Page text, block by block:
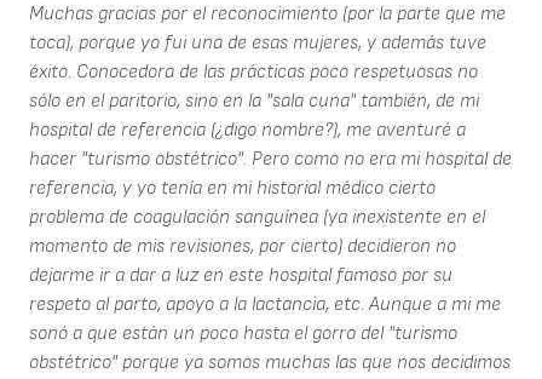
Muchas gracias por el reconocimiento (por la parte que me
toca), porque yo fui una de esas mujeres, y además tuve
éxito. Conocedora de las prácticas poco respetuosas no
sólo en el paritorio, sino en la "sala cuna" también, de mi
hospital de referencia (¿digo nombre?), me aventuré a
hacer "turismo obstétrico". Pero como no era mi hospital de
referencia, y yo tenía en mi historial médico cierto
problema de coagulación sanguínea (ya inexistente en el
momento de mis revisiones, por cierto) decidieron no
dejarme ir a dar a luz en este hospital famoso por su
respeto al parto, apoyo a la lactancia, etc. Aunque a mi me
sonó a que están un poco hasta el gorro del "turismo
obstétrico" porque ya somos muchas las que nos decidimos